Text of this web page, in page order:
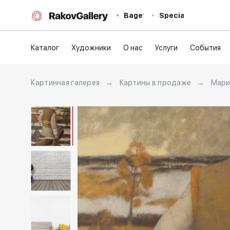
Baget Special
Каталог Художники О нас Услуги События
Картинная галерея → Картины в продаже →